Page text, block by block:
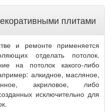
плитами
и ремонте применяется
отделать потолок.
на потолок какого-либо
алкидное, масляное,
акриловое, либо
исключительно для